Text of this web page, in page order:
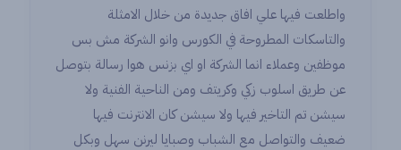
واطلعت فيها علي افاق جديدة من خلال الامثلة
والتاسكات المطروحة في الكورس وانو الشركة مش بس
موظفين وعملاء انما الشركة او اي بزنس هوا رسالة بتوصل
عن طريق اسلوب زكي وكريتف ومن الناحية الفنية ولا
سيشن تم التاخير فيها ولا سيشن كان الانترنت فيها
ضعيف والتواصل مع الشباب وصبايا ليرنن سهل وبكل